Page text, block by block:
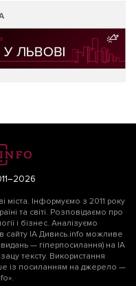
міста. Інформуємо з 2011 року
та світі. Розповідаємо про
і бізнес. Аналізуємо
сайту ІА Дивись.info можливе
— гіперпосилання) на ІА
тексту. Використання
із посиланням на джерело —